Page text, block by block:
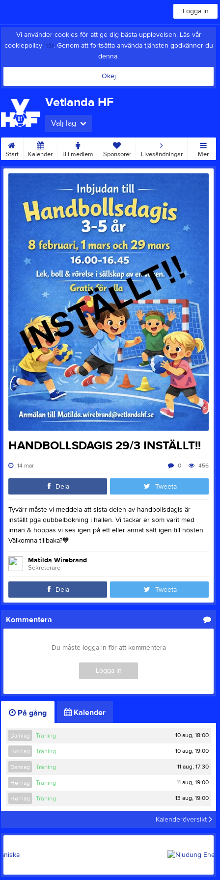
Logga in
Vi använder cookies för att ge dig bästa upplevelsen. Läs vår
cookiepolicy här. Genom att fortsätta använda tjänsten godkänner du
denna.
Okej
Vetlanda HF
Välj lag
Start Kalender Bli medlem Sponsorer Livesändningar Mer
HANDBOLLSDAGIS 29/3 INSTÄLLT!!
14 mar 456
0
Dela Tweeta
Tyvärr måste vi meddela att sista delen av handbollsdagis är
inställt pga dubbelbokning i hallen. Vi tackar er som varit med
innan & hoppas vi ses igen på ett eller annat sätt igen till hösten.
Välkomna tillbaka?💙
Matilda Wirebrand
Sekreterare
Dela Tweeta
Kommentera
Du måste logga in för att kommentera
Logga in
På gång Kalender
Damlag Träning 10 aug, 18:00
Herrlag Träning 10 aug, 19:00
Damlag Träning 11 aug, 17:30
Herrlag Träning 11 aug, 19:00
Herrlag Träning 13 aug, 19:00
Kalenderöversikt